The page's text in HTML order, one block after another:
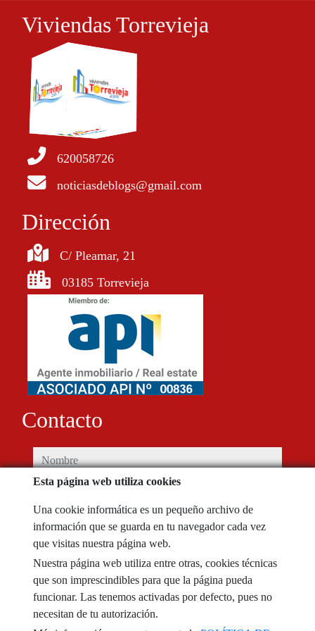
Viviendas Torrevieja
620058726
noticiasdeblogs@gmail.com
Dirección
C/ Pleamar, 21
03185 Torrevieja
Contacto
nombre
e-mail
He leído y acepto las condiciones de uso y
mensaje
Esta página web utiliza cookies
Una cookie informática es un pequeño archivo de
información que se guarda en tu navegador cada vez
que visitas nuestra página web.
Nuestra página web utiliza entre otras, cookies técnicas
que son imprescindibles para que la página pueda
funcionar. Las tenemos activadas por defecto, pues no
necesitan de tu autorización.